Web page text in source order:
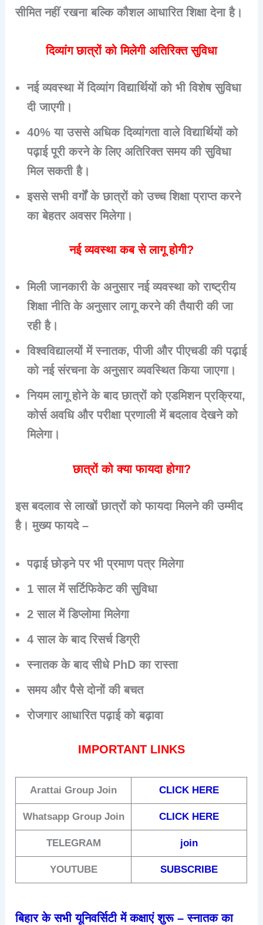
सीमित नहीं रखना बल्कि कौशल आधारित शिक्षा देना है।
दिव्यांग छात्रों को मिलेगी अतिरिक्त सुविधा
नई व्यवस्था में दिव्यांग विद्यार्थियों को भी विशेष सुविधा
दी जाएगी।
40% या उससे अधिक दिव्यांगता वाले विद्यार्थियों को
पढ़ाई पूरी करने के लिए अतिरिक्त समय की सुविधा
मिल सकती है।
इससे सभी वर्गों के छात्रों को उच्च शिक्षा प्राप्त करने
का बेहतर अवसर मिलेगा।
नई व्यवस्था कब से लागू होगी?
मिली जानकारी के अनुसार नई व्यवस्था को राष्ट्रीय
शिक्षा नीति के अनुसार लागू करने की तैयारी की जा
रही है।
विश्वविद्यालयों में स्नातक, पीजी और पीएचडी की पढ़ाई
को नई संरचना के अनुसार व्यवस्थित किया जाएगा।
नियम लागू होने के बाद छात्रों को एडमिशन प्रक्रिया,
कोर्स अवधि और परीक्षा प्रणाली में बदलाव देखने को
मिलेगा।
छात्रों को क्या फायदा होगा?
इस बदलाव से लाखों छात्रों को फायदा मिलने की उम्मीद
है। मुख्य फायदे –
पढ़ाई छोड़ने पर भी प्रमाण पत्र मिलेगा
1 साल में सर्टिफिकेट की सुविधा
2 साल में डिप्लोमा मिलेगा
4 साल के बाद रिसर्च डिग्री
स्नातक के बाद सीधे PhD का रास्ता
समय और पैसे दोनों की बचत
रोजगार आधारित पढ़ाई को बढ़ावा
IMPORTANT LINKS
Arattai Group Join CLICK HERE
Whatsapp Group Join CLICK HERE
TELEGRAM join
YOUTUBE SUBSCRIBE
बिहार के सभी यूनिवर्सिटी में कक्षाएं शुरू – स्नातक का